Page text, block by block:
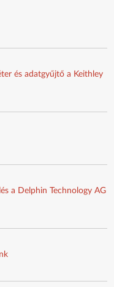
és adatgyűjtő a Keithley
a Delphin Technology AG